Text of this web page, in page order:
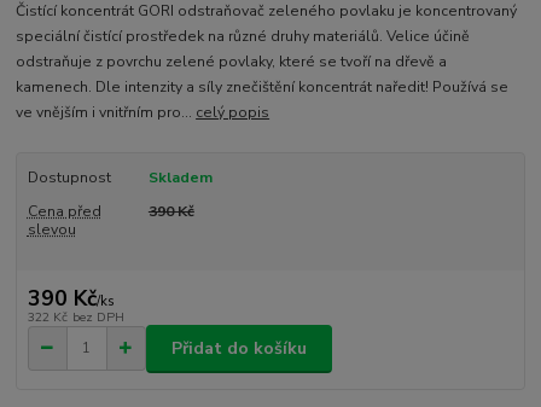
Čistící koncentrát GORI odstraňovač zeleného povlaku je koncentrovaný
speciální čistící prostředek na různé druhy materiálů. Velice účině
odstraňuje z povrchu zelené povlaky, které se tvoří na dřevě a
kamenech. Dle intenzity a síly znečištění koncentrát naředit! Používá se
ve vnějším i vnitřním pro... celý popis
Dostupnost
Skladem
Cena před
slevou
390 Kč
390 Kč/ks
322 Kč bez DPH
Přidat do košíku